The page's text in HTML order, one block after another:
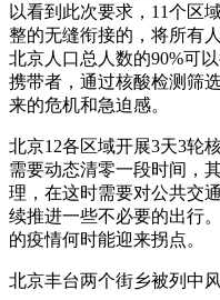
以看到此次要求，11个区
整的无缝衔接的，将所有
北京人口总人数的90%可
携带者，通过核酸检测筛
来的危机和急迫感。
北京12各区域开展3天3轮
需要动态清零一段时间，
理，在这时需要对公共交
续推进一些不必要的出行
的疫情何时能迎来拐点。
北京丰台两个街乡被列中